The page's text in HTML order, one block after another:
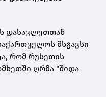
დასავლეთთან
მსგავსი
რომ რუსეთის
ღრმა "შიდა